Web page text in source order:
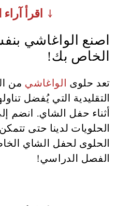
↓ اقرأ آراء العملاء ↓
اصنع الواغاشي
الخاص بك!
تعد حلوى الواغاشي من
التقليدية التي يُفضل
أثناء حفل الشاي. انضم
الحلويات لدينا حتى
الحلوى لحفل الشاي
الفصل الدراسي!